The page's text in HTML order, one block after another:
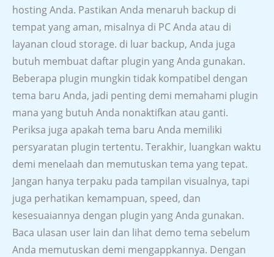
hosting Anda. Pastikan Anda menaruh backup di
tempat yang aman, misalnya di PC Anda atau di
layanan cloud storage. di luar backup, Anda juga
butuh membuat daftar plugin yang Anda gunakan.
Beberapa plugin mungkin tidak kompatibel dengan
tema baru Anda, jadi penting demi memahami plugin
mana yang butuh Anda nonaktifkan atau ganti.
Periksa juga apakah tema baru Anda memiliki
persyaratan plugin tertentu. Terakhir, luangkan waktu
demi menelaah dan memutuskan tema yang tepat.
Jangan hanya terpaku pada tampilan visualnya, tapi
juga perhatikan kemampuan, speed, dan
kesesuaiannya dengan plugin yang Anda gunakan.
Baca ulasan user lain dan lihat demo tema sebelum
Anda memutuskan demi mengappkannya. Dengan